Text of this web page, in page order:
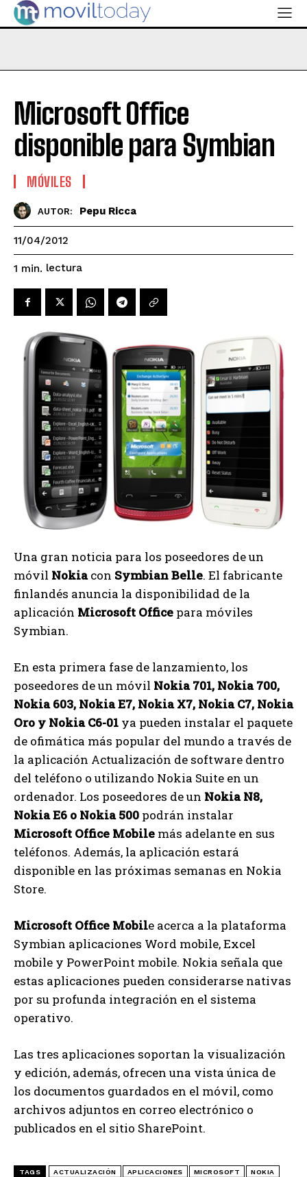
Microsoft Office
disponible para Symbian
MÓVILES
AUTOR: Pepu Ricca
11/04/2012
1 min. lectura
Una gran noticia para los poseedores de un
móvil Nokiacon Symbian Belle. El fabricante
finlandés anuncia la disponibilidad de la
aplicación Microsoft Office para móviles
Symbian.
En esta primera fase de lanzamiento, los
poseedores de un móvil Nokia 701, Nokia 700,
Nokia 603, Nokia E7, Nokia X7, Nokia C7, Nokia
Oro y Nokia C6-01 ya pueden instalar el paquete
de ofimática más popular del mundo a través de
la aplicación Actualización de software dentro
del teléfono o utilizando Nokia Suite en un
ordenador. Los poseedores de un Nokia N8,
Nokia E6 o Nokia 500 podrán instalar
Microsoft Office Mobile más adelante en sus
teléfonos. Además, la aplicación estará
disponible en las próximas semanas en Nokia
Store.
Microsoft Office Mobile acerca a la plataforma
Symbian aplicaciones Word mobile, Excel
mobile y PowerPoint mobile. Nokia señala que
estas aplicaciones pueden considerarse nativas
por su profunda integración en el sistema
operativo.
Las tres aplicaciones soportan la visualización
y edición, además, ofrecen una vista única de
los documentos guardados en el móvil, como
archivos adjuntos en correo electrónico o
publicados en el sitio SharePoint.
TAGS ACTUALIZACIÓN APLICACIONES MICROSOFT NOKIA